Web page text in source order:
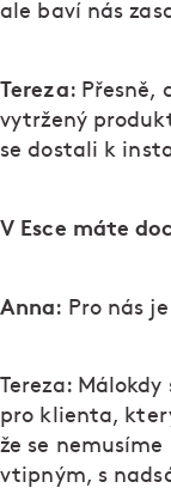
ale baví nás
Tereza: Přesně,
vytržený
se dostali k
V Esce máte
Anna: Pro nás
Tereza:
pro klienta,
že se
vtipným, s